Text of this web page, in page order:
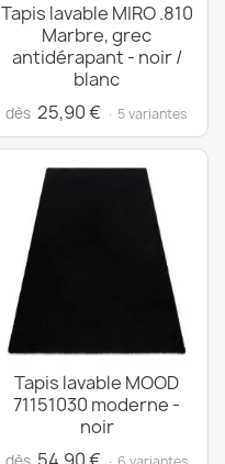
Tapis lavable MIRO .810
Marbre, grec
antidérapant - noir /
blanc
dès 25,90 € · 5 variantes
Tapis lavable MOOD
71151030 moderne -
noir